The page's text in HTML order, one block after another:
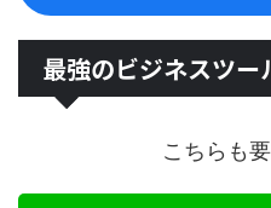
最強のビジネスツー
こちらも